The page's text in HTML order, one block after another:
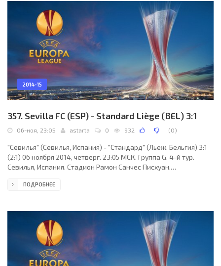
73), Мигель Нелом, Теренс Конголо, Свен ван Бэк, Карим Эль-
Ахмади, Лекс Иммерс, Йенс Торнстра, Йорди
2014-15
357. Sevilla FC (ESP) - Standard Liège (BEL) 3:1
06-ноя, 23:05 astarta 0 932 (0)
"Севилья" (Севилья, Испания) - "Стандард" (Льеж, Бельгия) 3:1
(2:1) 06 ноября 2014, четверг. 23:05 МСК. Группа G. 4-й тур.
Севилья, Испания. Стадион Рамон Санчес Писхуан.
Грэм Чемберс (Шотландия), Дуглас Росс (Шотландия).
Фигейраш, Даниэл Каррису, Стефан Мбиа, Гжегож Крыховяк,
Денис Суарес, Хосе Антонио Рейес (к) (Виктор Мачин,
ПОДРОБНЕЕ